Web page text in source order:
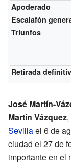
Apoderado
Escalafón
Triunfos
Retirada
José Martín-
Martín Vázquez
Sevillael 6 de
ciudad el 27 de
importante en el